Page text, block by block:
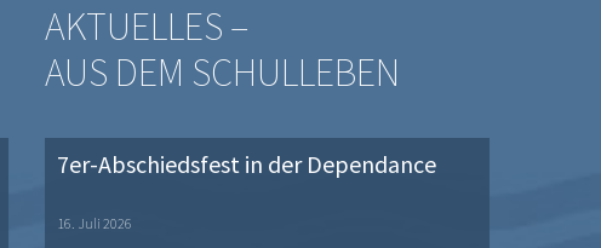
AKTUELLES –
AUS DEM SCHULLEBEN
7er-Abschiedsfest in der Dependance
16. Juli 2026